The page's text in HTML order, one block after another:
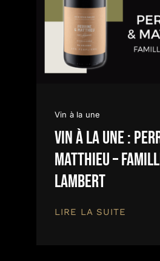
Vin à la une
Vin à la une :
Matthieu –
Lambert
LIRE LA SUITE